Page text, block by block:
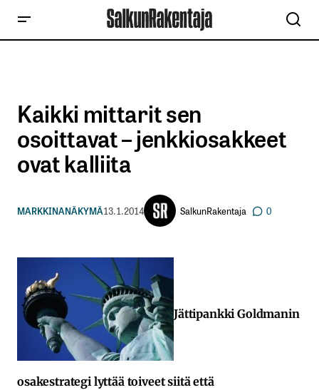
Kaikki mittarit sen
osoittavat – jenkkiosakkeet
ovat kalliita
MARKKINANÄKYMÄ13.1.2014 SalkunRakentaja 0
Jättipankki Goldmanin
osakestrategi lyttää toiveet siitä että